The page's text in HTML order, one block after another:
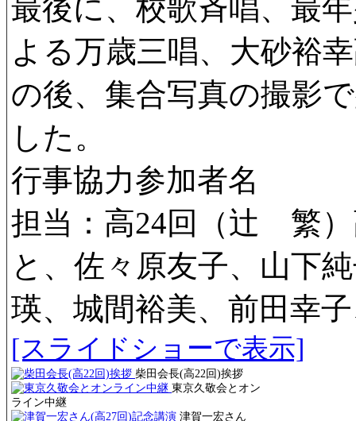
最後に、校歌斉唱、最
よる万歳三唱、大砂裕
の後、集合写真の撮影
した。
行事協力参加者名
担当：高24回（辻 繁
と、佐々原友子、山下
瑛、城間裕美、前田幸
[スライドショーで表示]
柴田会長(高22回)挨拶
東京久敬会とオン
ライン中継
津賀一宏さん